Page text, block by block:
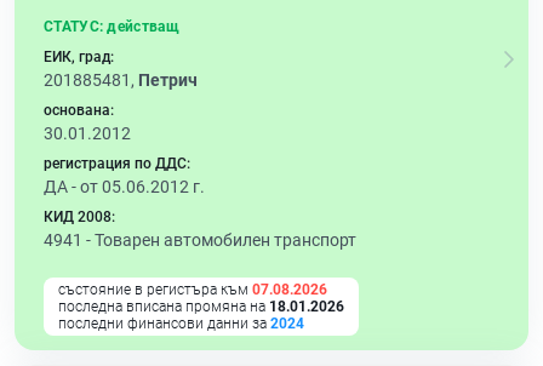
СТАТУС: действащ
ЕИК, град:
201885481, Петрич
основана:
30.01.2012
регистрация по ДДС:
ДА - от 05.06.2012 г.
КИД 2008:
4941 -Товарен автомобилен транспорт
състояние в регистъра към 07.08.2026
последна вписана промяна на 18.01.2026
последни финансови данни за 2024